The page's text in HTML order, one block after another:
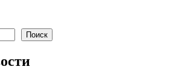
Поиск